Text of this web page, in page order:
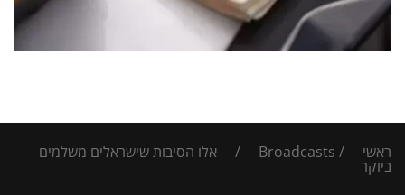
ראשי /
Broadcasts
/ אלו הסיבות שישראלים משלמים
ביוקר